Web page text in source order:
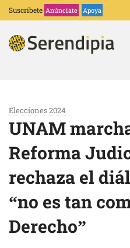
Suscríbete Anúnciate Apoya
Elecciones 2024
UNAM
Reforma
rechaza el
“no es tan
Derecho”